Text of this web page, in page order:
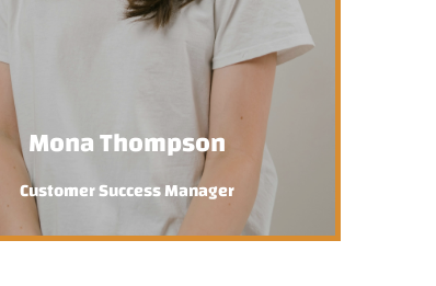
Mona Thompson
Customer Success Manager